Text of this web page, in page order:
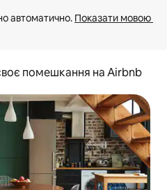
автоматично. Показати мовою
помешкання на Airbnb